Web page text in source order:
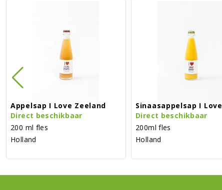
Appelsap I Love Zeeland
Direct beschikbaar
200 ml fles
Holland
Sinaasappelsap I Love
Direct beschikbaar
200ml fles
Holland